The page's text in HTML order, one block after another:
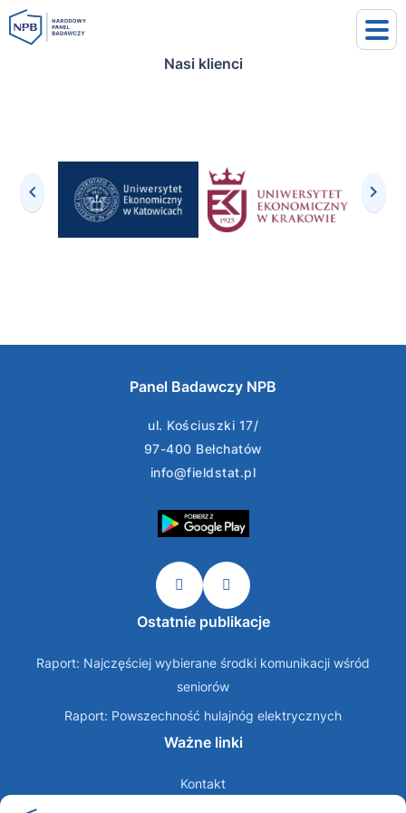
Nasi klienci
Panel Badawczy NPB
ul. Kościuszki 17/
97-400 Bełchatów
info@fieldstat.pl
Ostatnie publikacje
Raport: Najczęściej wybierane środki komunikacji wśród
seniorów
Raport: Powszechność hulajnóg elektrycznych
Ważne linki
Kontakt